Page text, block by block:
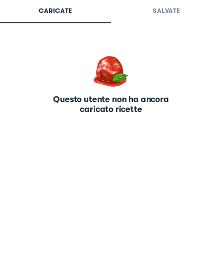
CARICATE SALVATE
Questo utente non ha ancora
caricato ricette